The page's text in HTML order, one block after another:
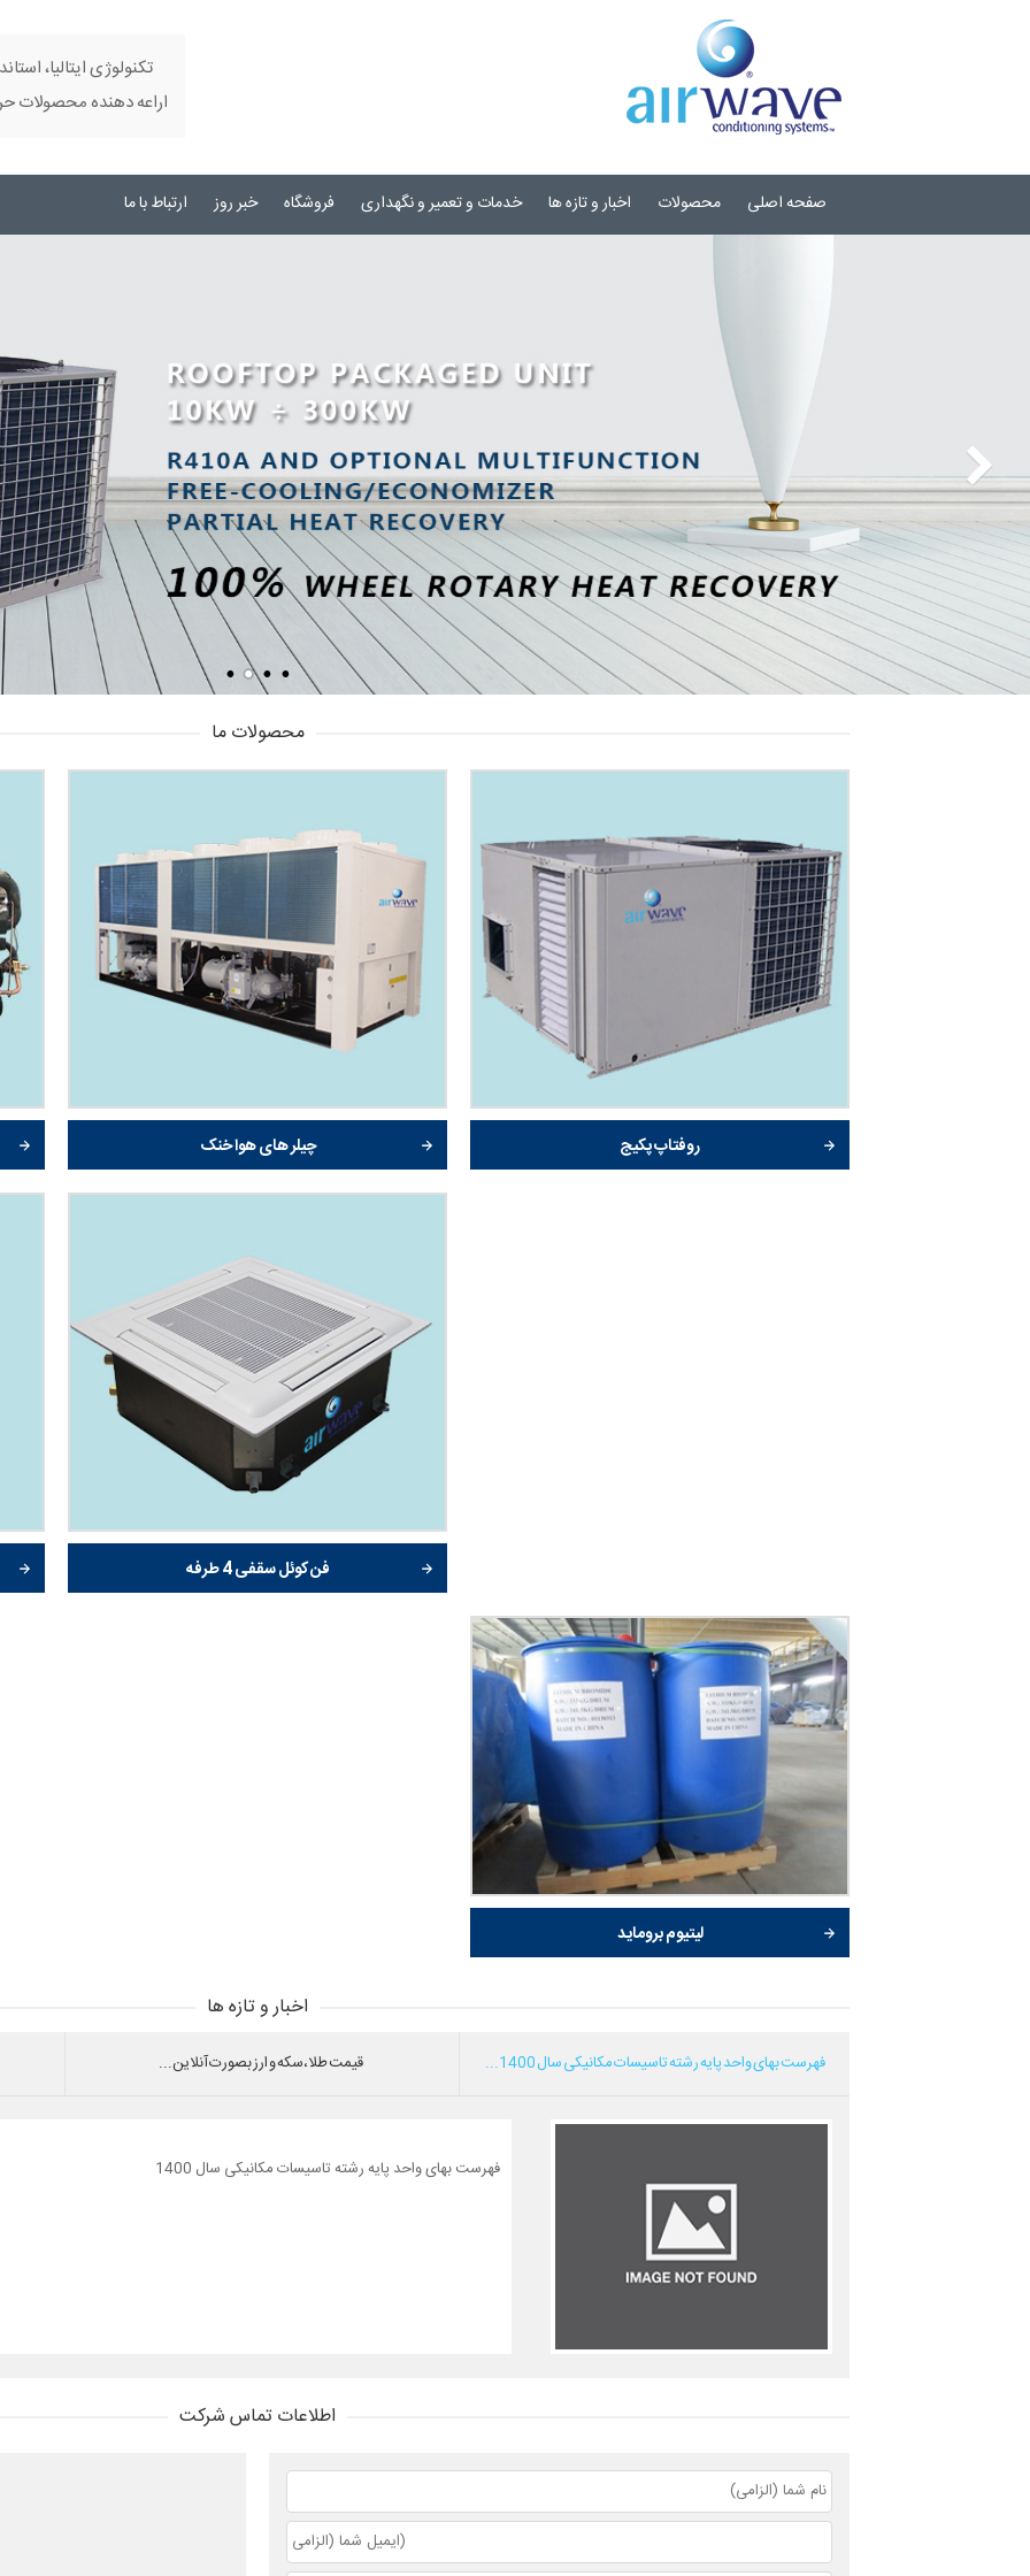
تکنولوژی ایتالیا،
اراعه دهنده محصولات
صفحه اصلی محصولات اخبار و تازه ها خدمات و تعمیر و نگهداری فروشگاه خبر روز ارتباط با ما
محصولات ما
روفتاپ پکیج چیلر های هوا خنک
فن کوئل سقفی 4 طرفه
لیتیوم بروماید
اخبار و تازه ها
فهرست بهای واحد پایه رشته تاسیسات مکانیکی سال 1400... قیمت طلا،سکه و ارز بصورت آنلاین...
فهرست بهای واحد پایه رشته تاسیسات مکانیکی سال 1400
اطلاعات تماس شرکت